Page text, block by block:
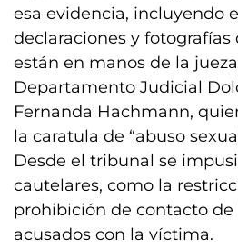
esa evidencia, incluyendo
declaraciones y fotografías
están en manos de la
Departamento Judicial
Fernanda Hachmann,
la caratula de “abuso
Desde el tribunal se
cautelares, como la
prohibición de contacto de
acusados con la víctima.